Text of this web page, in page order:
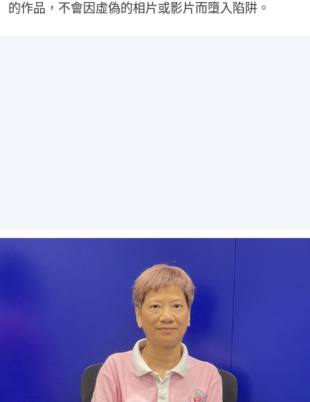
的作品，不會因虛偽的相片或影片而墮入陷阱。